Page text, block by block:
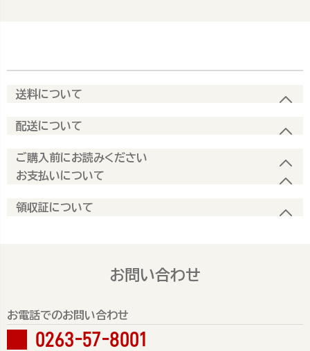
送料について
配送について
ご購入前にお読みください
お支払いについて
領収証について
お問い合わせ
お電話でのお問い合わせ
0263-57-8001